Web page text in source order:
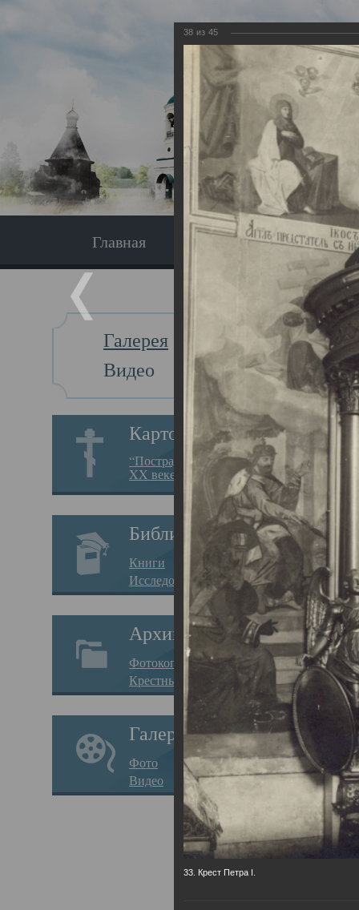
Главная Экскурсия
Галерея
Видео
Картотека
“Пострадавшие за веру в
XX веке на Севере”
Библиотека
Книги
Исследования
Архив
Фотокопии дел
Крестные ходы
Галерея
Фото
Видео
Главная
38 из 45
33. Крест Петра I.